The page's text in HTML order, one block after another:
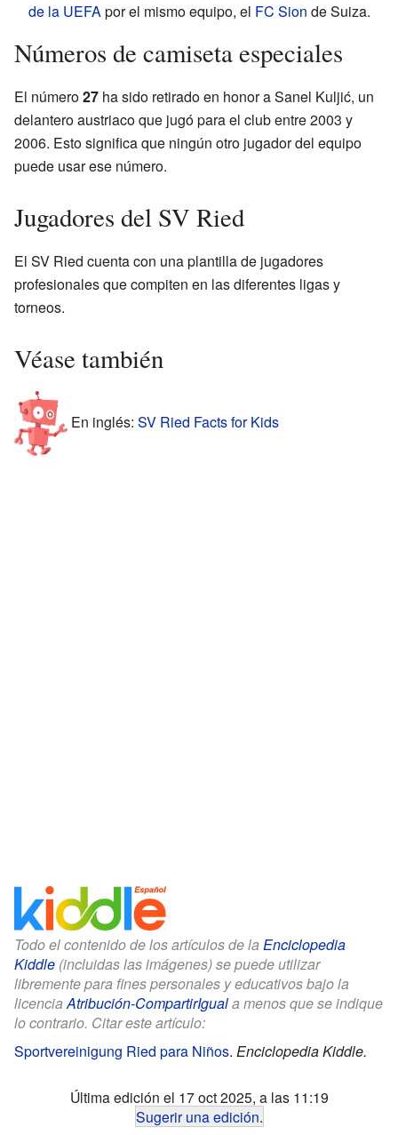
de la UEFApor el mismo equipo, el FC Sion de Suiza.
Números de camiseta especiales
El número27 ha sido retirado en honor a Sanel Kuljić, un
delantero austriaco que jugó para el club entre 2003 y
2006. Esto significa que ningún otro jugador del equipo
puede usar ese número.
Jugadores del SV Ried
El SV Ried cuenta con una plantilla de jugadores
profesionales que compiten en las diferentes ligas y
torneos.
Véase también
En inglés: SV Ried Facts for Kids
Todo el contenido de los artículos de la Enciclopedia
Kiddle (incluidas las imágenes) se puede utilizar
libremente para fines personales y educativos bajo la
licenciaAtribución-CompartirIguala menos que se indique
lo contrario. Citar este artículo:
Sportvereinigung Ried para Niños. Enciclopedia Kiddle.
Última edición el 17 oct 2025, a las 11:19
Sugerir una edición.